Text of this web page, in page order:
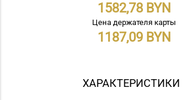
1582,78
Цена держателя карты
1187,09
ХАРАКТЕРИСТИКИ